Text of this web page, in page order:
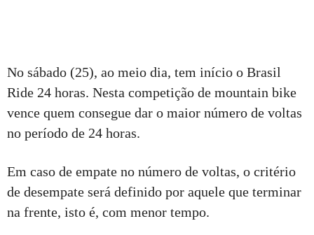
No sábado (25), ao meio dia, tem início o Brasil
Ride 24 horas. Nesta competição de mountain bike
vence quem consegue dar o maior número de voltas
no período de 24 horas.
Em caso de empate no número de voltas, o critério
de desempate será definido por aquele que terminar
na frente, isto é, com menor tempo.